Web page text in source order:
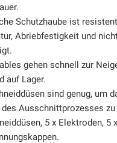
Schutzhaube ist
Abriebfestigkeit und
gehen schnell zur
auf Lager.
sind genug, um
des Ausschnittprozesses zu
5 x Elektroden, 5